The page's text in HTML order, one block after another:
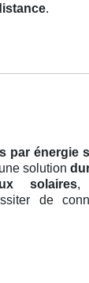
.
par énergie
solution
solaires,
de